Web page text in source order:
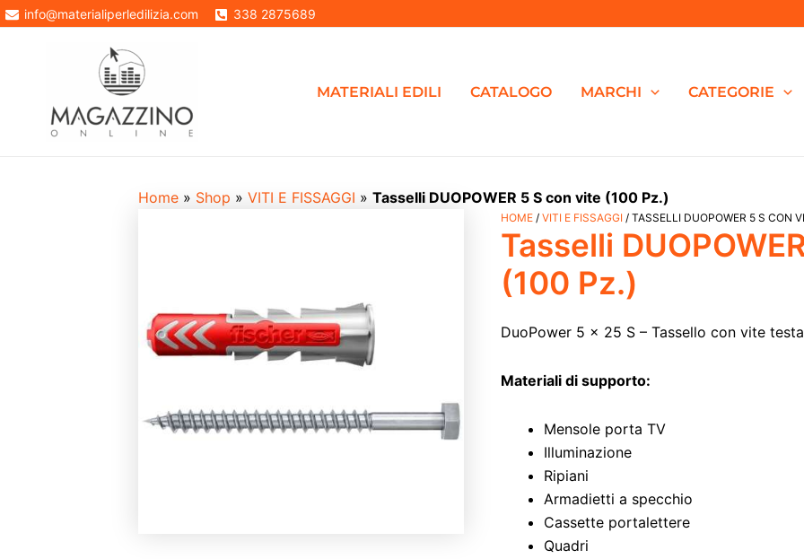
Vai info@materialiperledilizia.com 338 2875689
MATERIALI EDILI CATALOGO MARCHI CATEGORIE
Home » Shop »VITI E FISSAGGI »Tasselli DUOPOWER 5 S con vite (100 Pz.)
In offerta!
HOME /VITI E FISSAGGI / TASSELLI DUOPOWER 5 S CON
Tasselli
(100 Pz.)
DuoPower 5 x 25 S – Tassello con vite
Materiali di supporto:
Mensole porta TV
Illuminazione
Ripiani
Armadietti a specchio
Cassette portalettere
Quadri
Il
prezzo
€17,50.
Il
Tasselli
DUOPOWER
S
con
(100
Pz.)